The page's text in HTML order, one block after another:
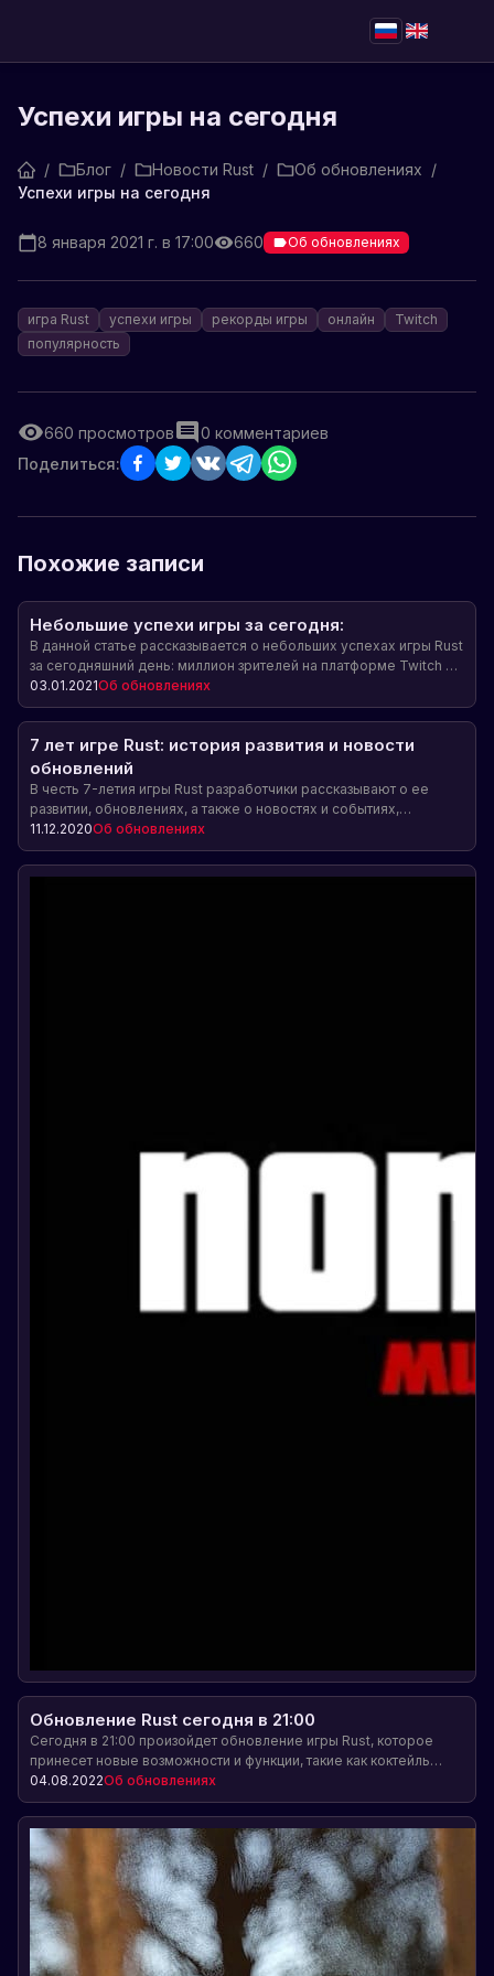
Успехи игры на сегодня
/ Блог / Новости Rust / Об обновлениях /
Успехи игры на сегодня
8 января 2021 г. в 17:00 660 Об обновлениях
игра Rust успехи игры рекорды игры онлайн
Twitch
популярность
660 просмотров 0 комментариев
Поделиться:
Похожие записи
Небольшие успехи игры за сегодня:
В данной статье рассказывается о небольших успехах игры Rust
за сегодняшний день: миллион зрителей на платформе Twitch и
новый рекорд онлайна — 131 тысяча игроков в сети.
03.01.2021Об обновлениях
7 лет игре Rust: история развития и новости
обновлений
В честь 7-летия игры Rust разработчики рассказывают о ее
развитии, обновлениях, а также о новостях и событиях,
связанных с этим праздником.
11.12.2020Об обновлениях
Обновление Rust сегодня в 21:00
Сегодня в 21:00 произойдет обновление игры Rust, которое
принесет новые возможности и функции, такие как коктейль
молотова, светошумовые гранаты, новый локомотив, грузовые
вагоны и многое другое.
04.08.2022Об обновлениях